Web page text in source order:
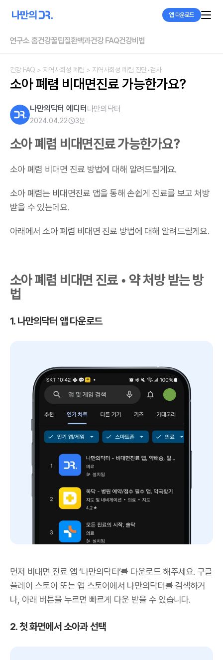
앱 다운로드
연구소 홈건강꿀팁질환백과건강 FAQ건강비법
건강 FAQ > 지역사회성 폐렴 > 지역사회성 폐렴 진단•검사
소아 폐렴 비대면진료 가능한가요?
나만의닥터 에디터 나만의닥터
2024.04.22 3분
소아 폐렴 비대면진료 가능한가요?
소아 폐렴 비대면 진료 방법에 대해 알려드릴게요.
소아 폐렴는 비대면진료 앱을 통해 손쉽게 진료를 보고 처방
받을 수 있는데요.
아래에서 소아 폐렴 비대면 진료 방법에 대해 알려드릴게요.
소아 폐렴 비대면 진료 • 약 처방 받는 방
법
1. 나만의닥터 앱 다운로드
먼저 비대면 진료 앱 ‘나만의닥터’를 다운로드 해주세요. 구글
플레이 스토어 또는 앱 스토어에서 나만의닥터를 검색하거
나, 아래 버튼을 누르면 빠르게 다운 받을 수 있습니다.
2. 첫 화면에서 소아과 선택